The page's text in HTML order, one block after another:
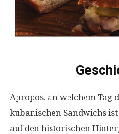
Apropos, an welchem ​​Tag
kubanischen Sandwichs ist
auf den historischen